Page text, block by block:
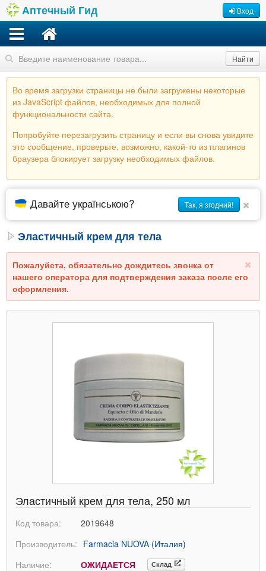
Аптечный Гид Вход
Найти
Во время загрузки страницы не были загружены некоторые
из JavaScript файлов, необходимых для полной
функциональности сайта.
Попробуйте перезагрузить страницу и если вы снова увидите
это сообщение, проверьте, возможно, какой-то из плагинов
браузера блокирует загрузку необходимых файлов.
Давайте українською? Так, я згодний!
Эластичный крем для тела
Пожалуйста, обязательно дождитесь звонка от
нашего оператора для подтверждения заказа после его
оформления.
Эластичный крем для тела, 250 мл
Код товара:
2019648
Производитель: Farmacia NUOVA (Италия)
Наличие:
ОЖИДАЕТСЯ Склад